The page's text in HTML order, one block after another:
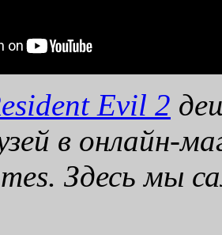
Evil 2
в онлайн-
Здесь мы